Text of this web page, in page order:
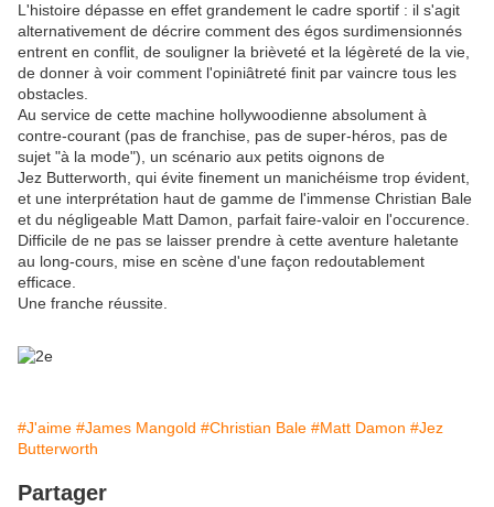
L'histoire dépasse en effet grandement le cadre sportif : il s'agit
alternativement de décrire comment des égos surdimensionnés
entrent en conflit, de souligner la brièveté et la légèreté de la vie,
de donner à voir comment l'opiniâtreté finit par vaincre tous les
obstacles.
Au service de cette machine hollywoodienne absolument à
contre-courant (pas de franchise, pas de super-héros, pas de
sujet "à la mode"), un scénario aux petits oignons de
Jez Butterworth, qui évite finement un manichéisme trop évident,
et une interprétation haut de gamme de l'immense Christian Bale
et du négligeable Matt Damon, parfait faire-valoir en l'occurence.
Difficile de ne pas se laisser prendre à cette aventure haletante
au long-cours, mise en scène d'une façon redoutablement
efficace.
Une franche réussite.
#J'aime #James Mangold #Christian Bale #Matt Damon #Jez
Butterworth
Partager